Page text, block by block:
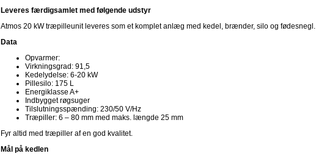
Leveres færdigsamlet med følgende udstyr
Atmos 20 kW træpilleunit leveres som et komplet anlæg med kedel, brænder, silo og fødesnegl.
Data
Opvarmer:
Virkningsgrad: 91,5
Kedelydelse: 6-20 kW
Pillesilo: 175 L
Energiklasse A+
Indbygget røgsuger
Tilslutningsspænding: 230/50 V/Hz
Træpiller: 6 – 80 mm med maks. længde 25 mm
Fyr altid med træpiller af en god kvalitet.
Mål på kedlen